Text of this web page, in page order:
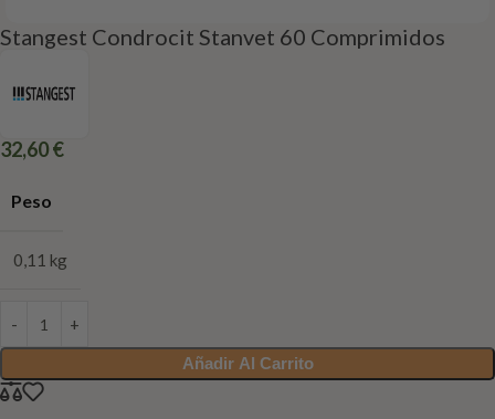
Stangest Condrocit Stanvet 60 Comprimidos
32,60€
Peso
0,11 kg
Añadir Al Carrito